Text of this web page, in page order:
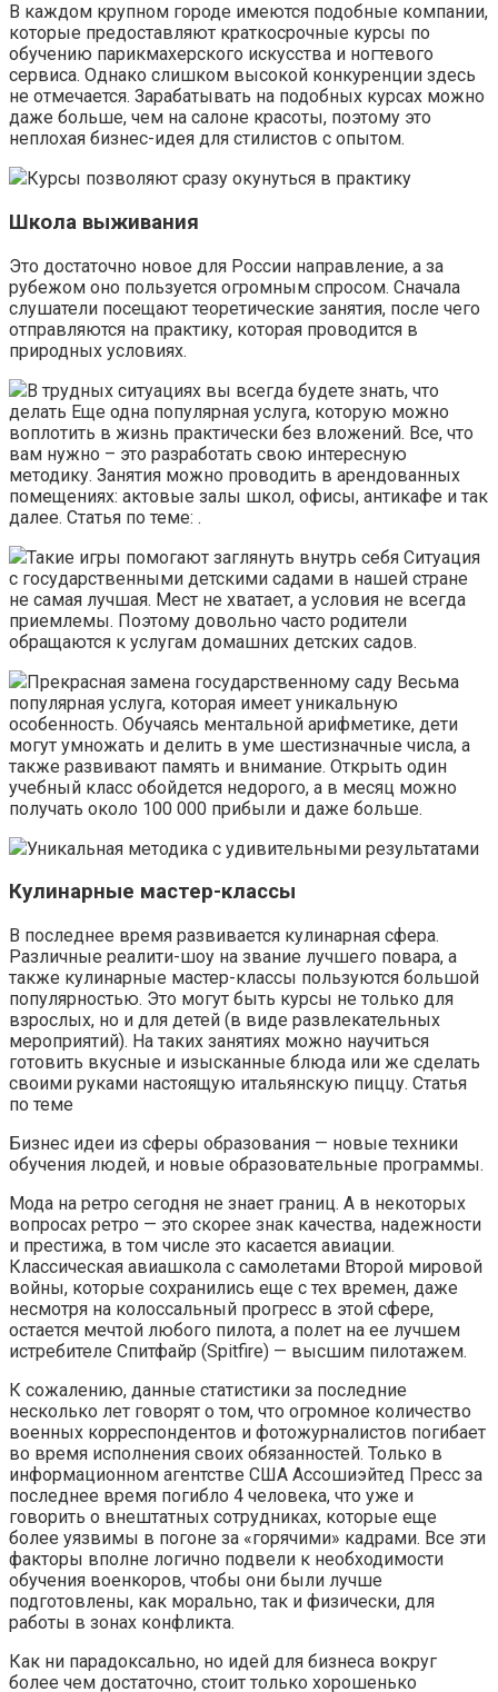
В каждом крупном городе имеются подобные компании,
которые предоставляют краткосрочные курсы по
обучению парикмахерского искусства и ногтевого
сервиса. Однако слишком высокой конкуренции здесь
не отмечается. Зарабатывать на подобных курсах можно
даже больше, чем на салоне красоты, поэтому это
неплохая бизнес-идея для стилистов с опытом.
Курсы позволяют сразу окунуться в практику
Школа выживания
Это достаточно новое для России направление, а за
рубежом оно пользуется огромным спросом. Сначала
слушатели посещают теоретические занятия, после чего
отправляются на практику, которая проводится в
природных условиях.
В трудных ситуациях вы всегда будете знать, что
делать Еще одна популярная услуга, которую можно
воплотить в жизнь практически без вложений. Все, что
вам нужно – это разработать свою интересную
методику. Занятия можно проводить в арендованных
помещениях: актовые залы школ, офисы, антикафе и так
далее. Статья по теме: .
Такие игры помогают заглянуть внутрь себя Ситуация
с государственными детскими садами в нашей стране
не самая лучшая. Мест не хватает, а условия не всегда
приемлемы. Поэтому довольно часто родители
обращаются к услугам домашних детских садов.
Прекрасная замена государственному саду Весьма
популярная услуга, которая имеет уникальную
особенность. Обучаясь ментальной арифметике, дети
могут умножать и делить в уме шестизначные числа, а
также развивают память и внимание. Открыть один
учебный класс обойдется недорого, а в месяц можно
получать около 100 000 прибыли и даже больше.
Уникальная методика с удивительными результатами
Кулинарные мастер-классы
В последнее время развивается кулинарная сфера.
Различные реалити-шоу на звание лучшего повара, а
также кулинарные мастер-классы пользуются большой
популярностью. Это могут быть курсы не только для
взрослых, но и для детей (в виде развлекательных
мероприятий). На таких занятиях можно научиться
готовить вкусные и изысканные блюда или же сделать
своими руками настоящую итальянскую пиццу. Статья
по теме
Бизнес идеи из сферы образования — новые техники
обучения людей, и новые образовательные программы.
Мода на ретро сегодня не знает границ. А в некоторых
вопросах ретро — это скорее знак качества, надежности
и престижа, в том числе это касается авиации.
Классическая авиашкола с самолетами Второй мировой
войны, которые сохранились еще с тех времен, даже
несмотря на колоссальный прогресс в этой сфере,
остается мечтой любого пилота, а полет на ее лучшем
истребителе Спитфайр (Spitfire) — высшим пилотажем.
К сожалению, данные статистики за последние
несколько лет говорят о том, что огромное количество
военных корреспондентов и фотожурналистов погибает
во время исполнения своих обязанностей. Только в
информационном агентстве США Ассошиэйтед Пресс за
последнее время погибло 4 человека, что уже и
говорить о внештатных сотрудниках, которые еще
более уязвимы в погоне за «горячими» кадрами. Все эти
факторы вполне логично подвели к необходимости
обучения военкоров, чтобы они были лучше
подготовлены, как морально, так и физически, для
работы в зонах конфликта.
Как ни парадоксально, но идей для бизнеса вокруг
более чем достаточно, стоит только хорошенько